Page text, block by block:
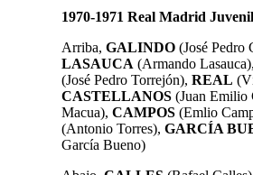
1970-1971 Real Madrid
Arriba, GALINDO (José Pedro
LASAUCA (Armando Lasauca),
(José Pedro Torrejón), REAL
CASTELLANOS (Juan Emilio
Macua), CAMPOS (Emlio
(Antonio Torres), GARCÍA
García Bueno)